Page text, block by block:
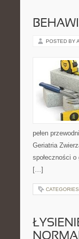
POSTED BY
pełen
Geriatria
społeczności
[…]